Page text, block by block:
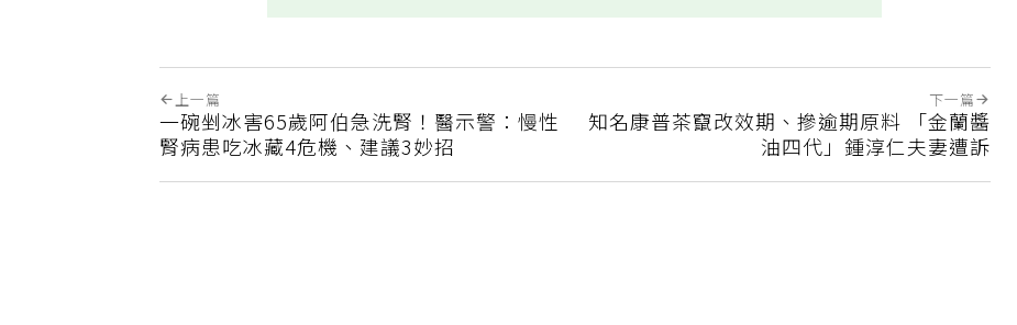
上一篇
一碗剉冰害65歲阿伯急洗腎！醫示警：慢性
腎病患吃冰藏4危機、建議3妙招
下一篇
知名康普茶竄改效期、摻逾期原料 「金蘭醬
油四代」鍾淳仁夫妻遭訴